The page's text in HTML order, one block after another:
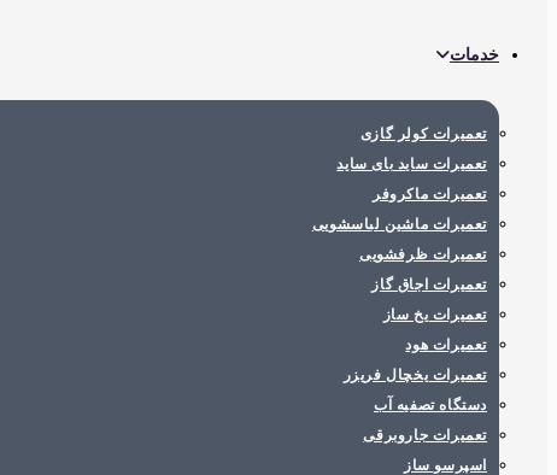
خدمات
تعمیرات کولر گازی
تعمیرات ساید بای ساید
تعمیرات ماکروفر
تعمیرات ماشین لباسشویی
تعمیرات ظرفشویی
تعمیرات اجاق گاز
تعمیرات یخ ساز
تعمیرات هود
تعمیرات یخچال فریزر
دستگاه تصفیه آب
تعمیرات جاروبرقی
اسپرسو ساز